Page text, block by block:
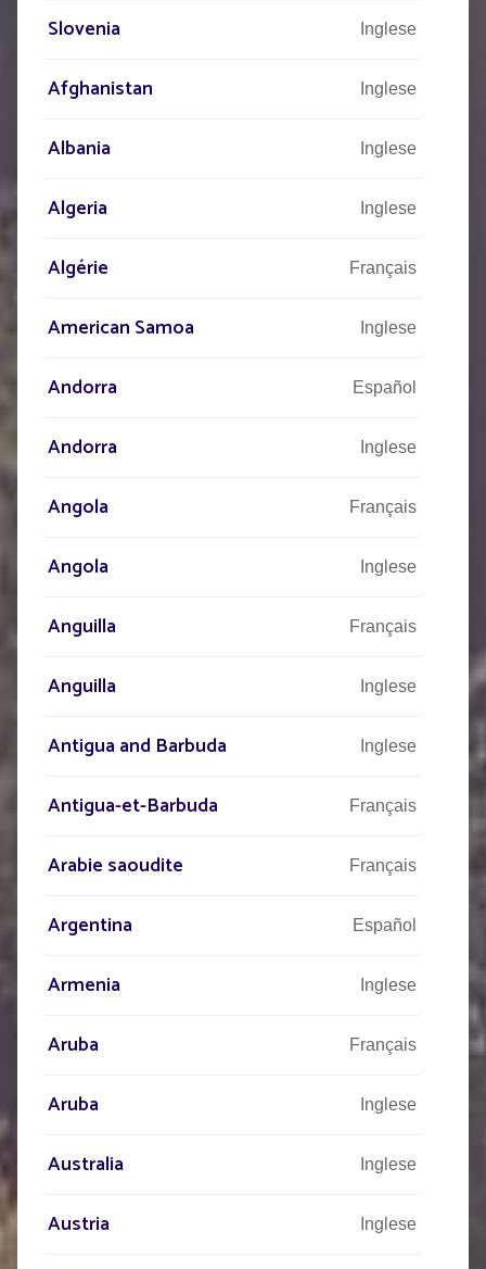
Slovenia Inglese
Afghanistan Inglese
Albania Inglese
Algeria Inglese
Algérie Français
American Samoa Inglese
Andorra Español
Andorra Inglese
Angola Français
Angola Inglese
Anguilla Français
Anguilla Inglese
Antigua and Barbuda Inglese
Antigua-et-Barbuda Français
Arabie saoudite Français
Argentina Español
Armenia Inglese
Aruba Français
Aruba Inglese
Australia Inglese
Austria Inglese